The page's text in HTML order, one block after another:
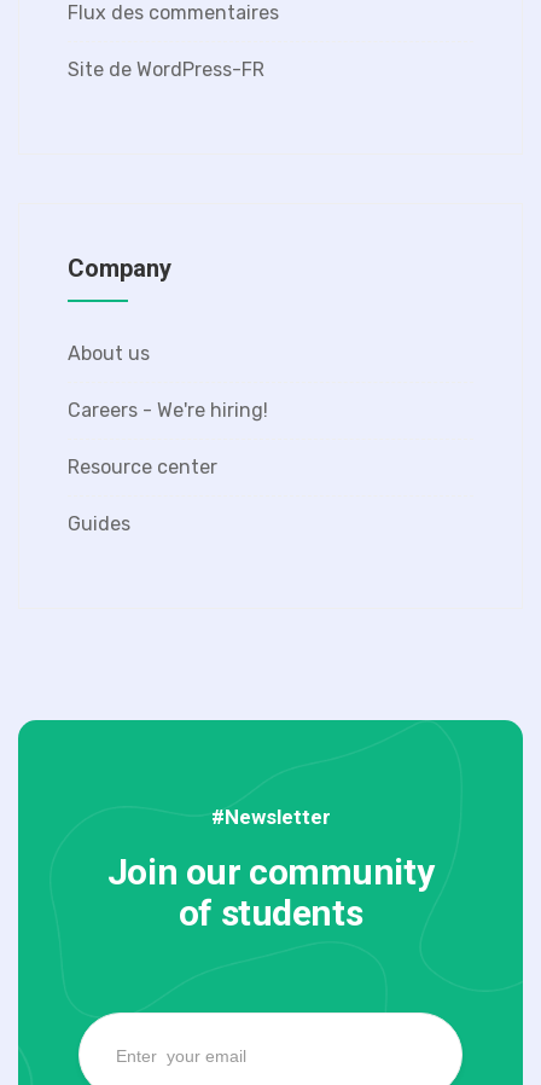
Flux des commentaires
Site de WordPress-FR
Company
About us
Careers - We're hiring!
Resource center
Guides
#Newsletter
Join our community
of students